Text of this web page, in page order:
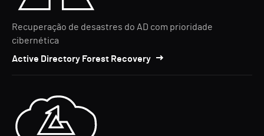
Recuperação de desastres do AD com prioridade
cibernética
Active Directory Forest Recovery